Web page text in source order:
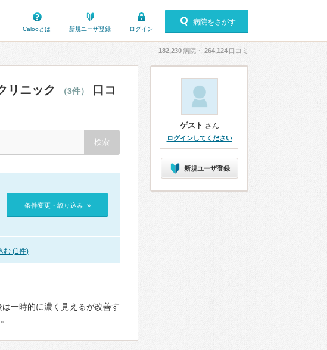
Calooとは
新規ユーザ登録 ログイン
病院をさがす
182,230病院・ 264,124 口コミ
リニック （3件）
口コ
条件変更・絞り込み »
む (1件)
一時的に濃く見えるが改善す
ゲスト さん
ログインしてください
新規ユーザ登録